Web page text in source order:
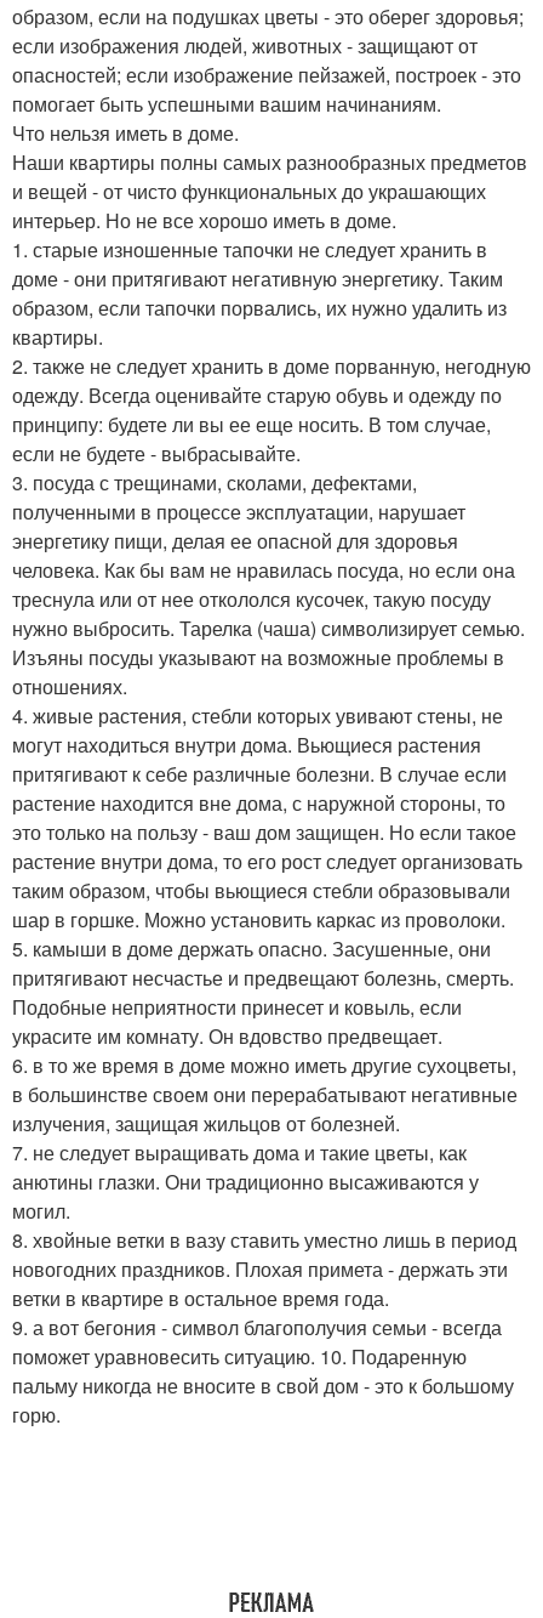
образом, если на подушках цветы - это оберег здоровья;
если изображения людей, животных - защищают от
опасностей; если изображение пейзажей, построек - это
помогает быть успешными вашим начинаниям.
Что нельзя иметь в доме.
Наши квартиры полны самых разнообразных предметов
и вещей - от чисто функциональных до украшающих
интерьер. Но не все хорошо иметь в доме.
1. старые изношенные тапочки не следует хранить в
доме - они притягивают негативную энергетику. Таким
образом, если тапочки порвались, их нужно удалить из
квартиры.
2. также не следует хранить в доме порванную, негодную
одежду. Всегда оценивайте старую обувь и одежду по
принципу: будете ли вы ее еще носить. В том случае,
если не будете - выбрасывайте.
3. посуда с трещинами, сколами, дефектами,
полученными в процессе эксплуатации, нарушает
энергетику пищи, делая ее опасной для здоровья
человека. Как бы вам не нравилась посуда, но если она
треснула или от нее откололся кусочек, такую посуду
нужно выбросить. Тарелка (чаша) символизирует семью.
Изъяны посуды указывают на возможные проблемы в
отношениях.
4. живые растения, стебли которых увивают стены, не
могут находиться внутри дома. Вьющиеся растения
притягивают к себе различные болезни. В случае если
растение находится вне дома, с наружной стороны, то
это только на пользу - ваш дом защищен. Но если такое
растение внутри дома, то его рост следует организовать
таким образом, чтобы вьющиеся стебли образовывали
шар в горшке. Можно установить каркас из проволоки.
5. камыши в доме держать опасно. Засушенные, они
притягивают несчастье и предвещают болезнь, смерть.
Подобные неприятности принесет и ковыль, если
украсите им комнату. Он вдовство предвещает.
6. в то же время в доме можно иметь другие сухоцветы,
в большинстве своем они перерабатывают негативные
излучения, защищая жильцов от болезней.
7. не следует выращивать дома и такие цветы, как
анютины глазки. Они традиционно высаживаются у
могил.
8. хвойные ветки в вазу ставить уместно лишь в период
новогодних праздников. Плохая примета - держать эти
ветки в квартире в остальное время года.
9. а вот бегония - символ благополучия семьи - всегда
поможет уравновесить ситуацию. 10. Подаренную
пальму никогда не вносите в свой дом - это к большому
горю.